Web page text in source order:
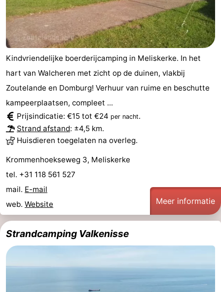
Nieuws
Medische
adressen
Regio
Zeeland
Schouwen-
Duiveland
-
Brouwershaven
-
Zierikzee
-
Oosterschelde
Burgh
-
Kindvriendelijke boerderijcamping in Meliskerke. In het
hart van Walcheren met zicht op de duinen, vlakbij
Zoutelande en Domburg! Verhuur van ruime en beschutte
kampeerplaatsen, compleet ...
Prijsindicatie: €15 tot €24 per nacht.
Strand afstand: ±4,5 km.
Huisdieren toegelaten na overleg.
Krommenhoekseweg 3, Meliskerke
tel. +31 118 561 527
mail. E-mail
web. Website Meer informatie
Strandcamping Valkenisse